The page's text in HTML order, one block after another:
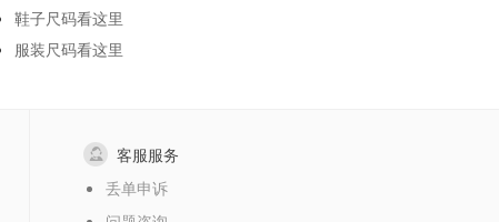
鞋子尺码看这里
服装尺码看这里
客服服务
丢单申诉